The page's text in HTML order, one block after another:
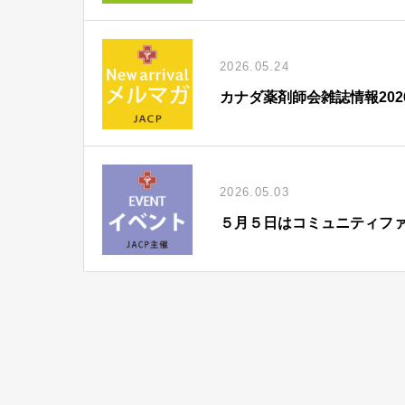
2026.05.24
カナダ薬剤師会雑誌情報
2026.05.03
５月５日はコミュニティフ